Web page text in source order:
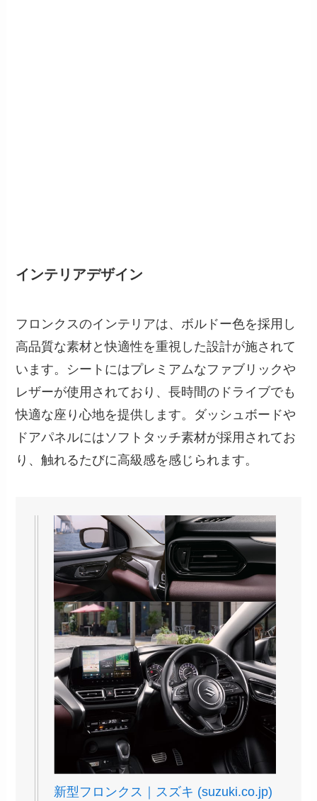
インテリアデザイン
フロンクスのインテリアは、ボルドー色を採用し
高品質な素材と快適性を重視した設計が施されて
います。シートにはプレミアムなファブリックや
レザーが使用されており、長時間のドライブでも
快適な座り心地を提供します。ダッシュボードや
ドアパネルにはソフトタッチ素材が採用されてお
り、触れるたびに高級感を感じられます。
新型フロンクス｜スズキ (suzuki.co.jp)